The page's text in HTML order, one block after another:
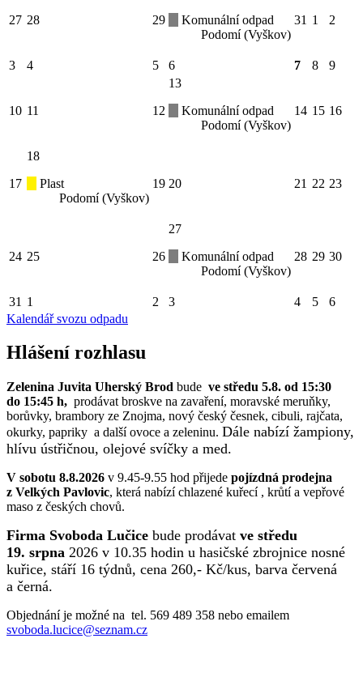
27 28 29
Komunální odpad
Podomí (Vyškov)
31 1 2
3 4 5 6 7 8 9
10 11 12
13
Komunální odpad
Podomí (Vyškov)
14 15 16
17
18
Plast
Podomí (Vyškov)
19 20 21 22 23
24 25 26
27
Komunální odpad
Podomí (Vyškov)
28 29 30
31 1 2 3 4 5
6
Kalendář svozu odpadu
Hlášení rozhlasu
Zelenina Juvita Uherský Brod bude ve středu 5.8. od 15:30
do 15:45 h, prodávat broskve na zavaření, moravské meruňky,
borůvky, brambory ze Znojma, nový český česnek, cibuli, rajčata,
okurky, papriky a další ovoce a zeleninu. Dále nabízí žampiony,
hlívu ústřičnou, olejové svíčky a med.
V sobotu 8.8.2026 v 9.45-9.55 hod přijede pojízdná prodejna
z Velkých Pavlovic, která nabízí chlazené kuřecí , krůtí a vepřové
maso z českých chovů.
Firma Svoboda Lučice bude prodávat ve středu
19. srpna 2026 v 10.35 hodin u hasičské zbrojnice nosné
kuřice, stáří 16 týdnů, cena 260,- Kč/kus, barva červená
a černá.
Objednání je možné na tel. 569 489 358 nebo emailem
svoboda.lucice@seznam.cz